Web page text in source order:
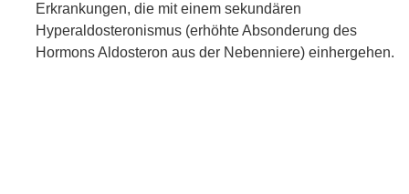
Erkrankungen, die mit einem sekundären
Hyperaldosteronismus (erhöhte Absonderung des
Hormons Aldosteron aus der Nebenniere) einhergehen.